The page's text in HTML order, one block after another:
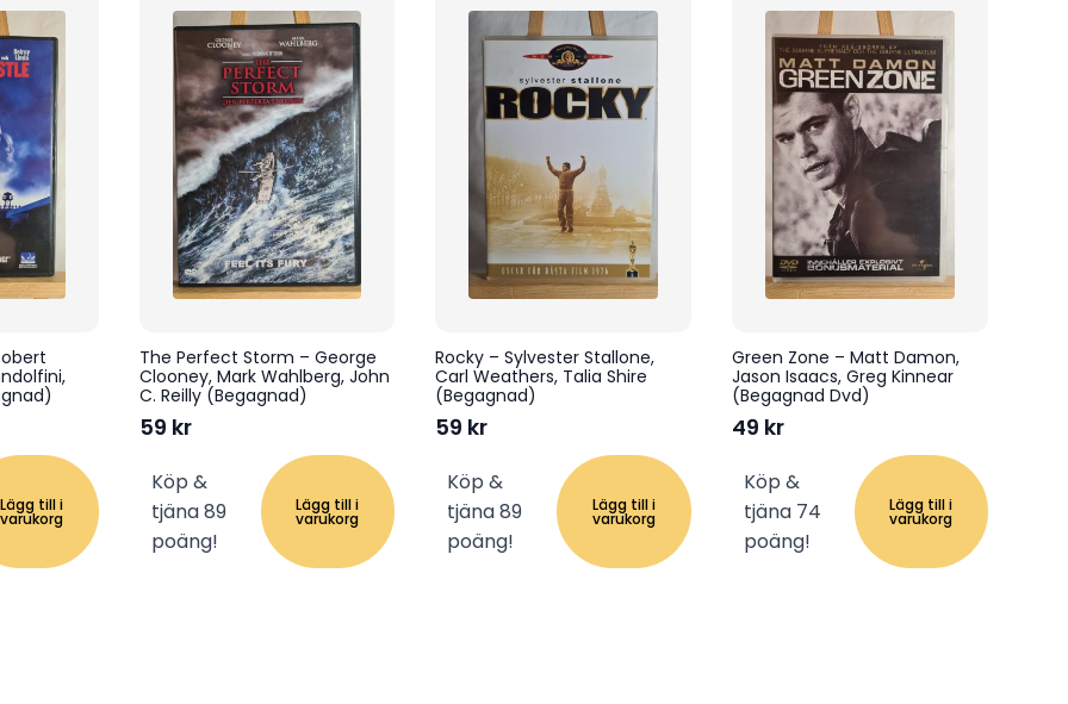
Lägg till i
varukorg
The Perfect Storm – George
Clooney, Mark Wahlberg, John
C. Reilly (Begagnad)
59 kr
Köp &
tjäna 89
poäng!
Lägg till i
varukorg
Rocky – Sylvester Stallone,
Carl Weathers, Talia Shire
(Begagnad)
59 kr
Köp &
tjäna 89
poäng!
Lägg till i
varukorg
Green Zone – Matt Damon,
Jason Isaacs, Greg Kinnear
(Begagnad Dvd)
49 kr
Köp &
tjäna 74
poäng!
Lägg till i
varukorg